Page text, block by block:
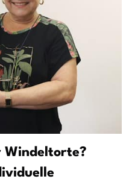
Windeltorte?